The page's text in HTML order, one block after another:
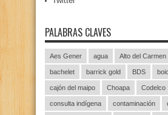
PALABRAS CLAVES
Aes Gener agua Alto del Carmen
bachelet barrick gold BDS
cajón del maipo Choapa Codelco
consulta indígena contaminación